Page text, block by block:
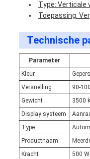
Type: Verticale
Toepassing:
Technische
Parameter
Kleur
Versnelling
90-
Gewicht
3500
Display systeem
Type
Productnaam
Kracht
500